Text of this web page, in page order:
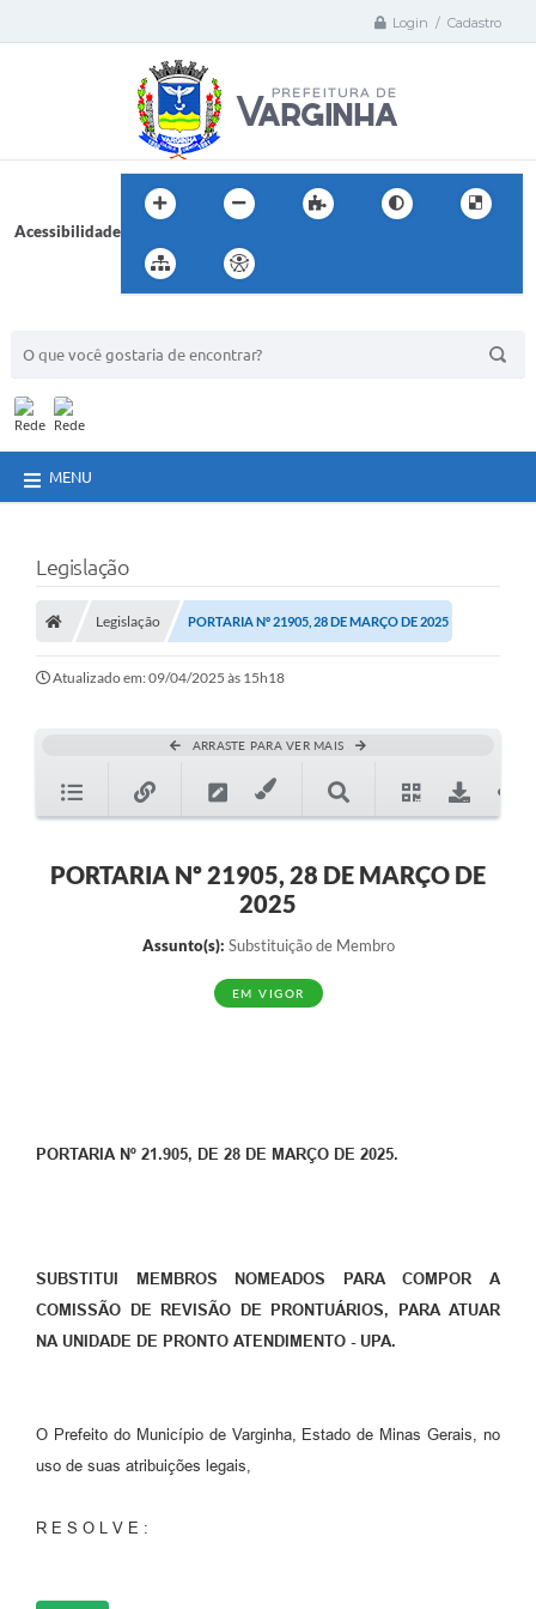
Login / Cadastro
Acessibilidade
MENU
Legislação
Legislação PORTARIA Nº 21905, 28 DE MARÇO DE 2025
Atualizado em: 09/04/2025 às 15h18
ARRASTE PARA VER MAIS
PORTARIA Nº 21905, 28 DE MARÇO DE
2025
Assunto(s): Substituição de Membro
EM VIGOR
PORTARIA Nº 21.905, DE 28 DE MARÇO DE 2025.
SUBSTITUI MEMBROS NOMEADOS PARA COMPOR A
COMISSÃO DE REVISÃO DE PRONTUÁRIOS, PARA ATUAR
NA UNIDADE DE PRONTO ATENDIMENTO - UPA.
O Prefeito do Município de Varginha, Estado de Minas Gerais, no
uso de suas atribuições legais,
R E S O L V E :